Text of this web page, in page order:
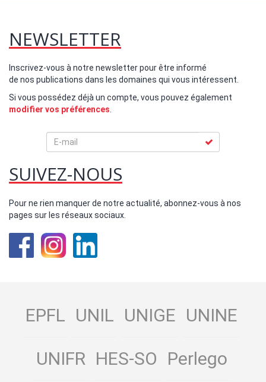
NEWSLETTER
Inscrivez-vous à notre newsletter pour être informé
de nos publications dans les domaines qui vous intéressent.
Si vous possédez déjà un compte, vous pouvez également
modifier vos préférences.
SUIVEZ-NOUS
Pour ne rien manquer de notre actualité, abonnez-vous à nos
pages sur les réseaux sociaux.
EPFL UNIL UNIGE UNINE
UNIFR HES-SO Perlego